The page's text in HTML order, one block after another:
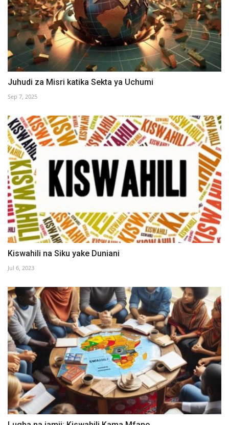
Juhudi za Misri katika Sekta ya Uchumi
Sep 7, 2025
Kiswahili na Siku yake Duniani
Jul 6, 2023